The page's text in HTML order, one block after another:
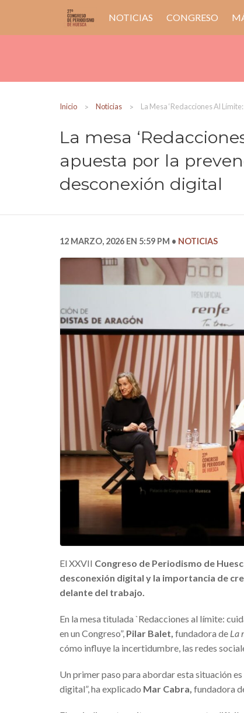
NOTICIAS CONGRESO
Inicio Noticias La Mesa ‘Redacciones Al
La mesa
apuesta por la
desconexión digital
12 MARZO, 2026 EN 5:59 PM NOTICIAS
El XXVII Congreso de Periodismo de
desconexión digital y la importancia de
delante del trabajo.
En la mesa titulada `Redacciones al límite:
en un Congreso”, Pilar Balet, fundadora de La
cómo influye la incertidumbre, las redes
Un primer paso para abordar esta situación
digital”, ha explicado Mar Cabra, fundadora